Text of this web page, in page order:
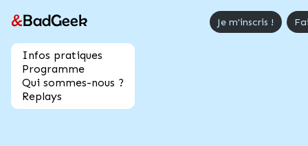
&BadGeek
Infos pratiques
Programme
Qui sommes-nous ?
Replays
Je m'inscris !